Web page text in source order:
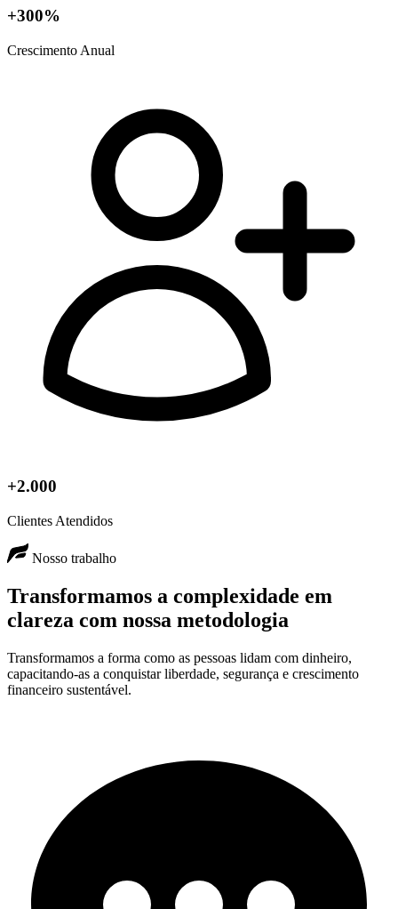
+300%
Crescimento Anual
+2.000
Clientes Atendidos
Nosso trabalho
Transformamos a complexidade em
clareza com nossa metodologia
Transformamos a forma como as pessoas lidam com dinheiro,
capacitando-as a conquistar liberdade, segurança e crescimento
financeiro sustentável.